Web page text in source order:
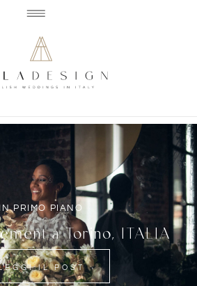
IN PRIMO PIANO
a Torino, ITALIA
IL POST